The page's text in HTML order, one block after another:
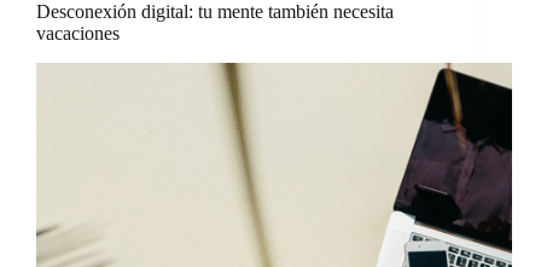
Desconexión digital: tu mente también necesita
vacaciones